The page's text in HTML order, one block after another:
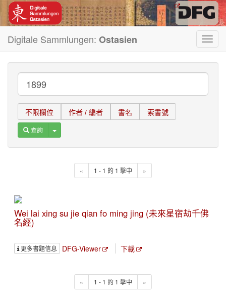
Digitale Sammlungen: Ostasien
不限欄位 作者 / 編者 書名 索書號
查詢 Toggle Dropdown
« 1 - 1 的 1 擊中 »
Wei lai xing su jie qian fo ming jing (未來星宿劫千佛
名經)
更多書題信息 DFG-Viewer 下載
« 1 - 1 的 1 擊中 »